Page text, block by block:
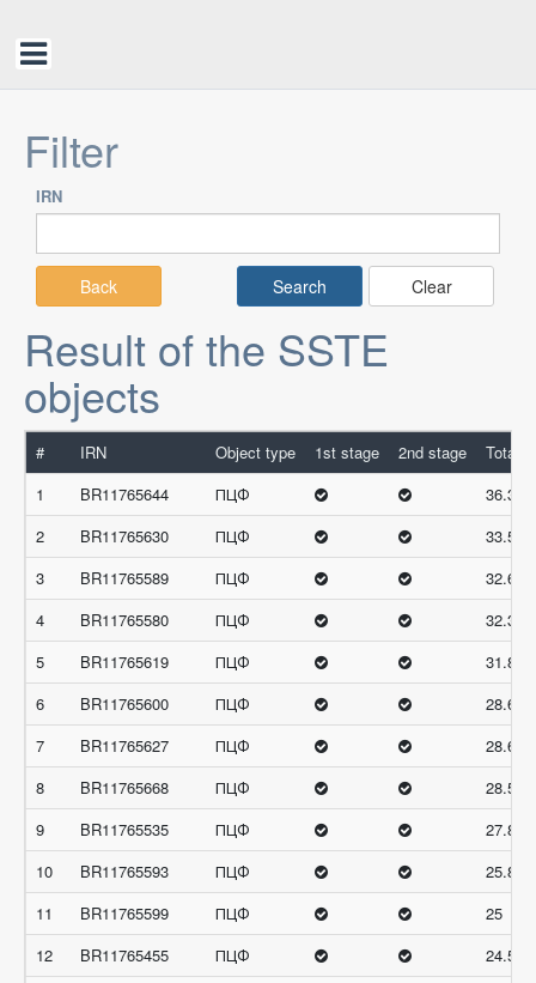
Filter
IRN
Back Clear
Result of the SSTE
objects
# IRN Object type 1st stage 2nd stage
Total
1
BR11765644 ПЦФ
36.33
2
BR11765630 ПЦФ
33.5
3
BR11765589 ПЦФ
32.66
4
BR11765580 ПЦФ
32.33
5
BR11765619 ПЦФ
31.83
6
BR11765600 ПЦФ
28.66
7
BR11765627 ПЦФ
28.66
8
BR11765668 ПЦФ
28.5
9
BR11765535 ПЦФ
27.83
10
BR11765593 ПЦФ
25.83
11
BR11765599 ПЦФ
25
12
BR11765455 ПЦФ
24.5